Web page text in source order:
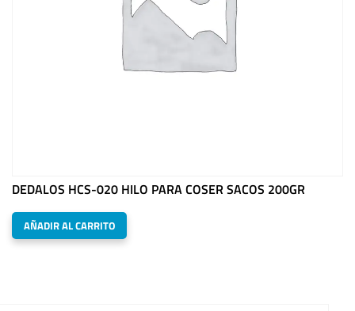
DEDALOS HCS-020 HILO PARA COSER SACOS 200GR
AÑADIR AL CARRITO